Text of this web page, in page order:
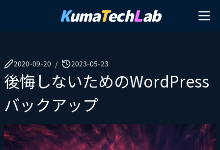
KumaTechLab
2020-09-20 / 2023-05-23
後悔しないためのWordPress
バックアップ